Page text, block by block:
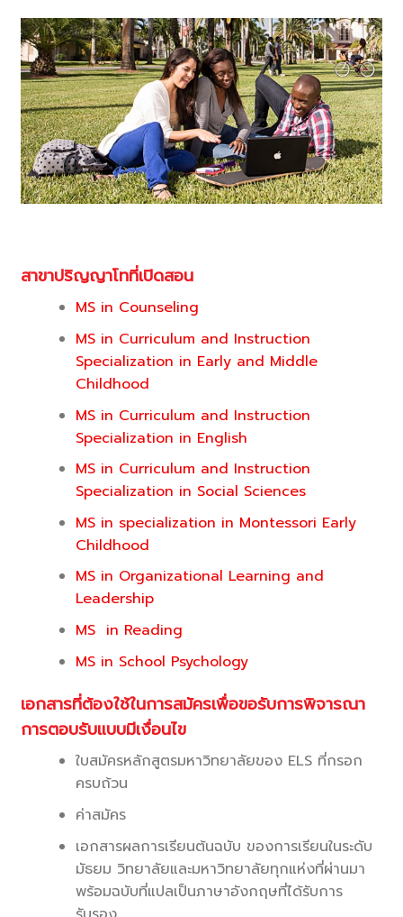
สาขาปริญญาโทที่เปิดสอน
MS in Counseling
MS in Curriculum and Instruction
Specialization in Early and Middle
Childhood
MS in Curriculum and Instruction
Specialization in English
MS in Curriculum and Instruction
Specialization in Social Sciences
MS in specialization in Montessori Early
Childhood
MS in Organizational Learning and
Leadership
MS in Reading
MS in School Psychology
เอกสารที่ต้องใช้ในการสมัครเพื่อขอรับการพิจารณา
การตอบรับแบบมีเงื่อนไข
ใบสมัครหลักสูตรมหาวิทยาลัยของ ELS ที่กรอก
ครบถ้วน
ค่าสมัคร
เอกสารผลการเรียนต้นฉบับ ของการเรียนในระดับ
มัธยม วิทยาลัยและมหาวิทยาลัยทุกแห่งที่ผ่านมา
พร้อมฉบับที่แปลเป็นภาษาอังกฤษที่ได้รับการ